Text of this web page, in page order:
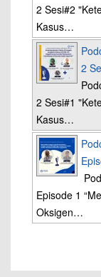
2 Sesi#2
Kasus…
2
2 Sesi#1
Kasus…
Episode 1
Oksigen…